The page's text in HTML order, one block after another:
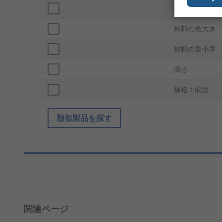
仕上げ
材料の最大厚
材料の最小厚
深さ
規格 / 承認
類似製品を探す
関連ページ